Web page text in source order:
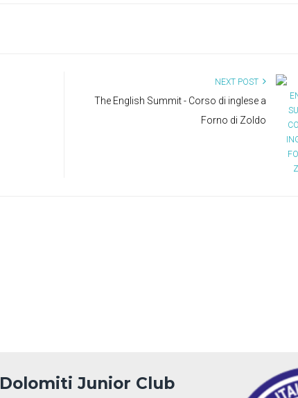
NEXT POST
The English Summit - Corso di inglese a
Forno di Zoldo
Dolomiti Junior Club